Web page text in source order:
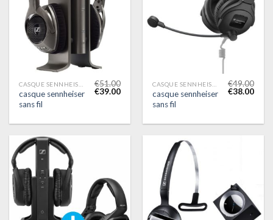
casque sennheiser
sans fil
€51.00
€39.00
casque sennheiser
sans fil
€49.00
€38.00